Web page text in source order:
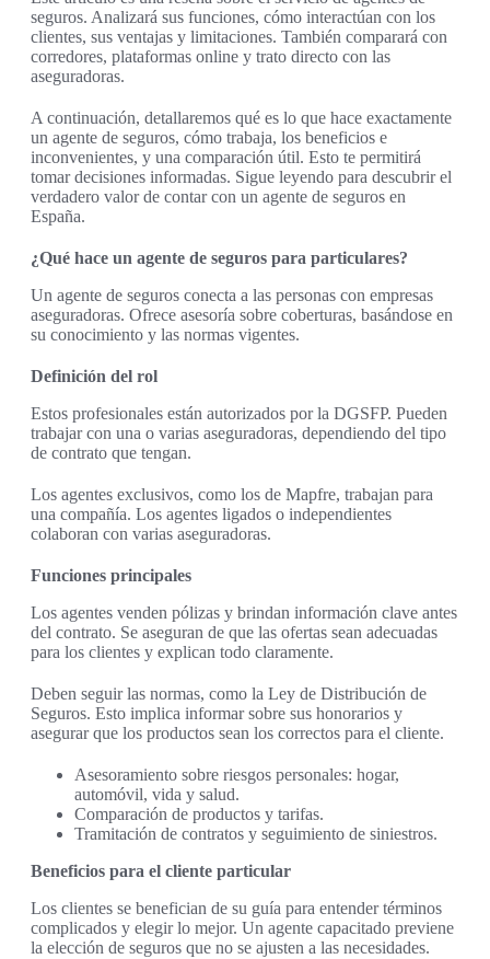
seguros. Analizará sus funciones, cómo interactúan con los
clientes, sus ventajas y limitaciones. También comparará con
corredores, plataformas online y trato directo con las
aseguradoras.
A continuación, detallaremos qué es lo que hace exactamente
un agente de seguros, cómo trabaja, los beneficios e
inconvenientes, y una comparación útil. Esto te permitirá
tomar decisiones informadas. Sigue leyendo para descubrir el
verdadero valor de contar con un agente de seguros en
España.
¿Qué hace un agente de seguros para particulares?
Un agente de seguros conecta a las personas con empresas
aseguradoras. Ofrece asesoría sobre coberturas, basándose en
su conocimiento y las normas vigentes.
Definición del rol
Estos profesionales están autorizados por la DGSFP. Pueden
trabajar con una o varias aseguradoras, dependiendo del tipo
de contrato que tengan.
Los agentes exclusivos, como los de Mapfre, trabajan para
una compañía. Los agentes ligados o independientes
colaboran con varias aseguradoras.
Funciones principales
Los agentes venden pólizas y brindan información clave antes
del contrato. Se aseguran de que las ofertas sean adecuadas
para los clientes y explican todo claramente.
Deben seguir las normas, como la Ley de Distribución de
Seguros. Esto implica informar sobre sus honorarios y
asegurar que los productos sean los correctos para el cliente.
Asesoramiento sobre riesgos personales: hogar,
automóvil, vida y salud.
Comparación de productos y tarifas.
Tramitación de contratos y seguimiento de siniestros.
Beneficios para el cliente particular
Los clientes se benefician de su guía para entender términos
complicados y elegir lo mejor. Un agente capacitado previene
la elección de seguros que no se ajusten a las necesidades.